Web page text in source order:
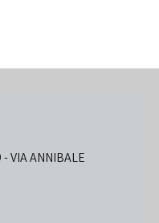
VIA ANNIBALE